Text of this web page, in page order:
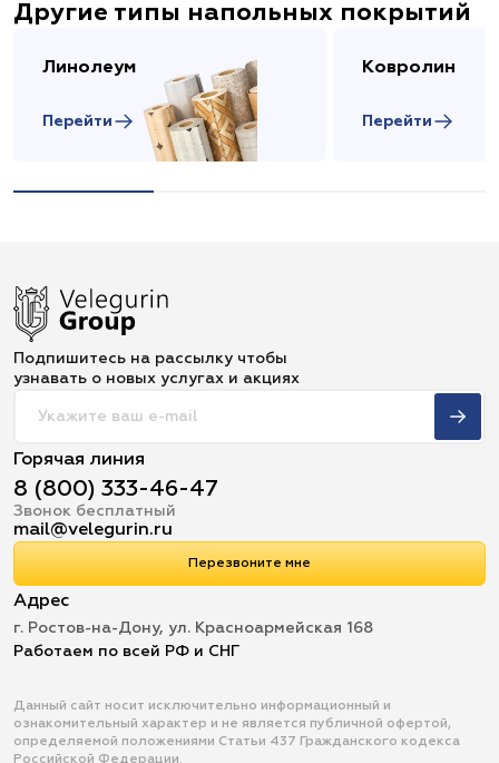
Другие типы напольных покрытий
Линолеум
Перейти
Ковролин
Перейти
Подпишитесь на рассылку чтобы
узнавать о новых услугах и акциях
Горячая линия
8 (800) 333-46-47
Звонок бесплатный
mail@velegurin.ru
Перезвоните мне
Адрес
г. Ростов-на-Дону, ул. Красноармейская 168
Работаем по всей РФ и СНГ
Данный сайт носит исключительно информационный и
ознакомительный характер и не является публичной офертой,
определяемой положениями Статьи 437 Гражданского кодекса
Российской Федерации.